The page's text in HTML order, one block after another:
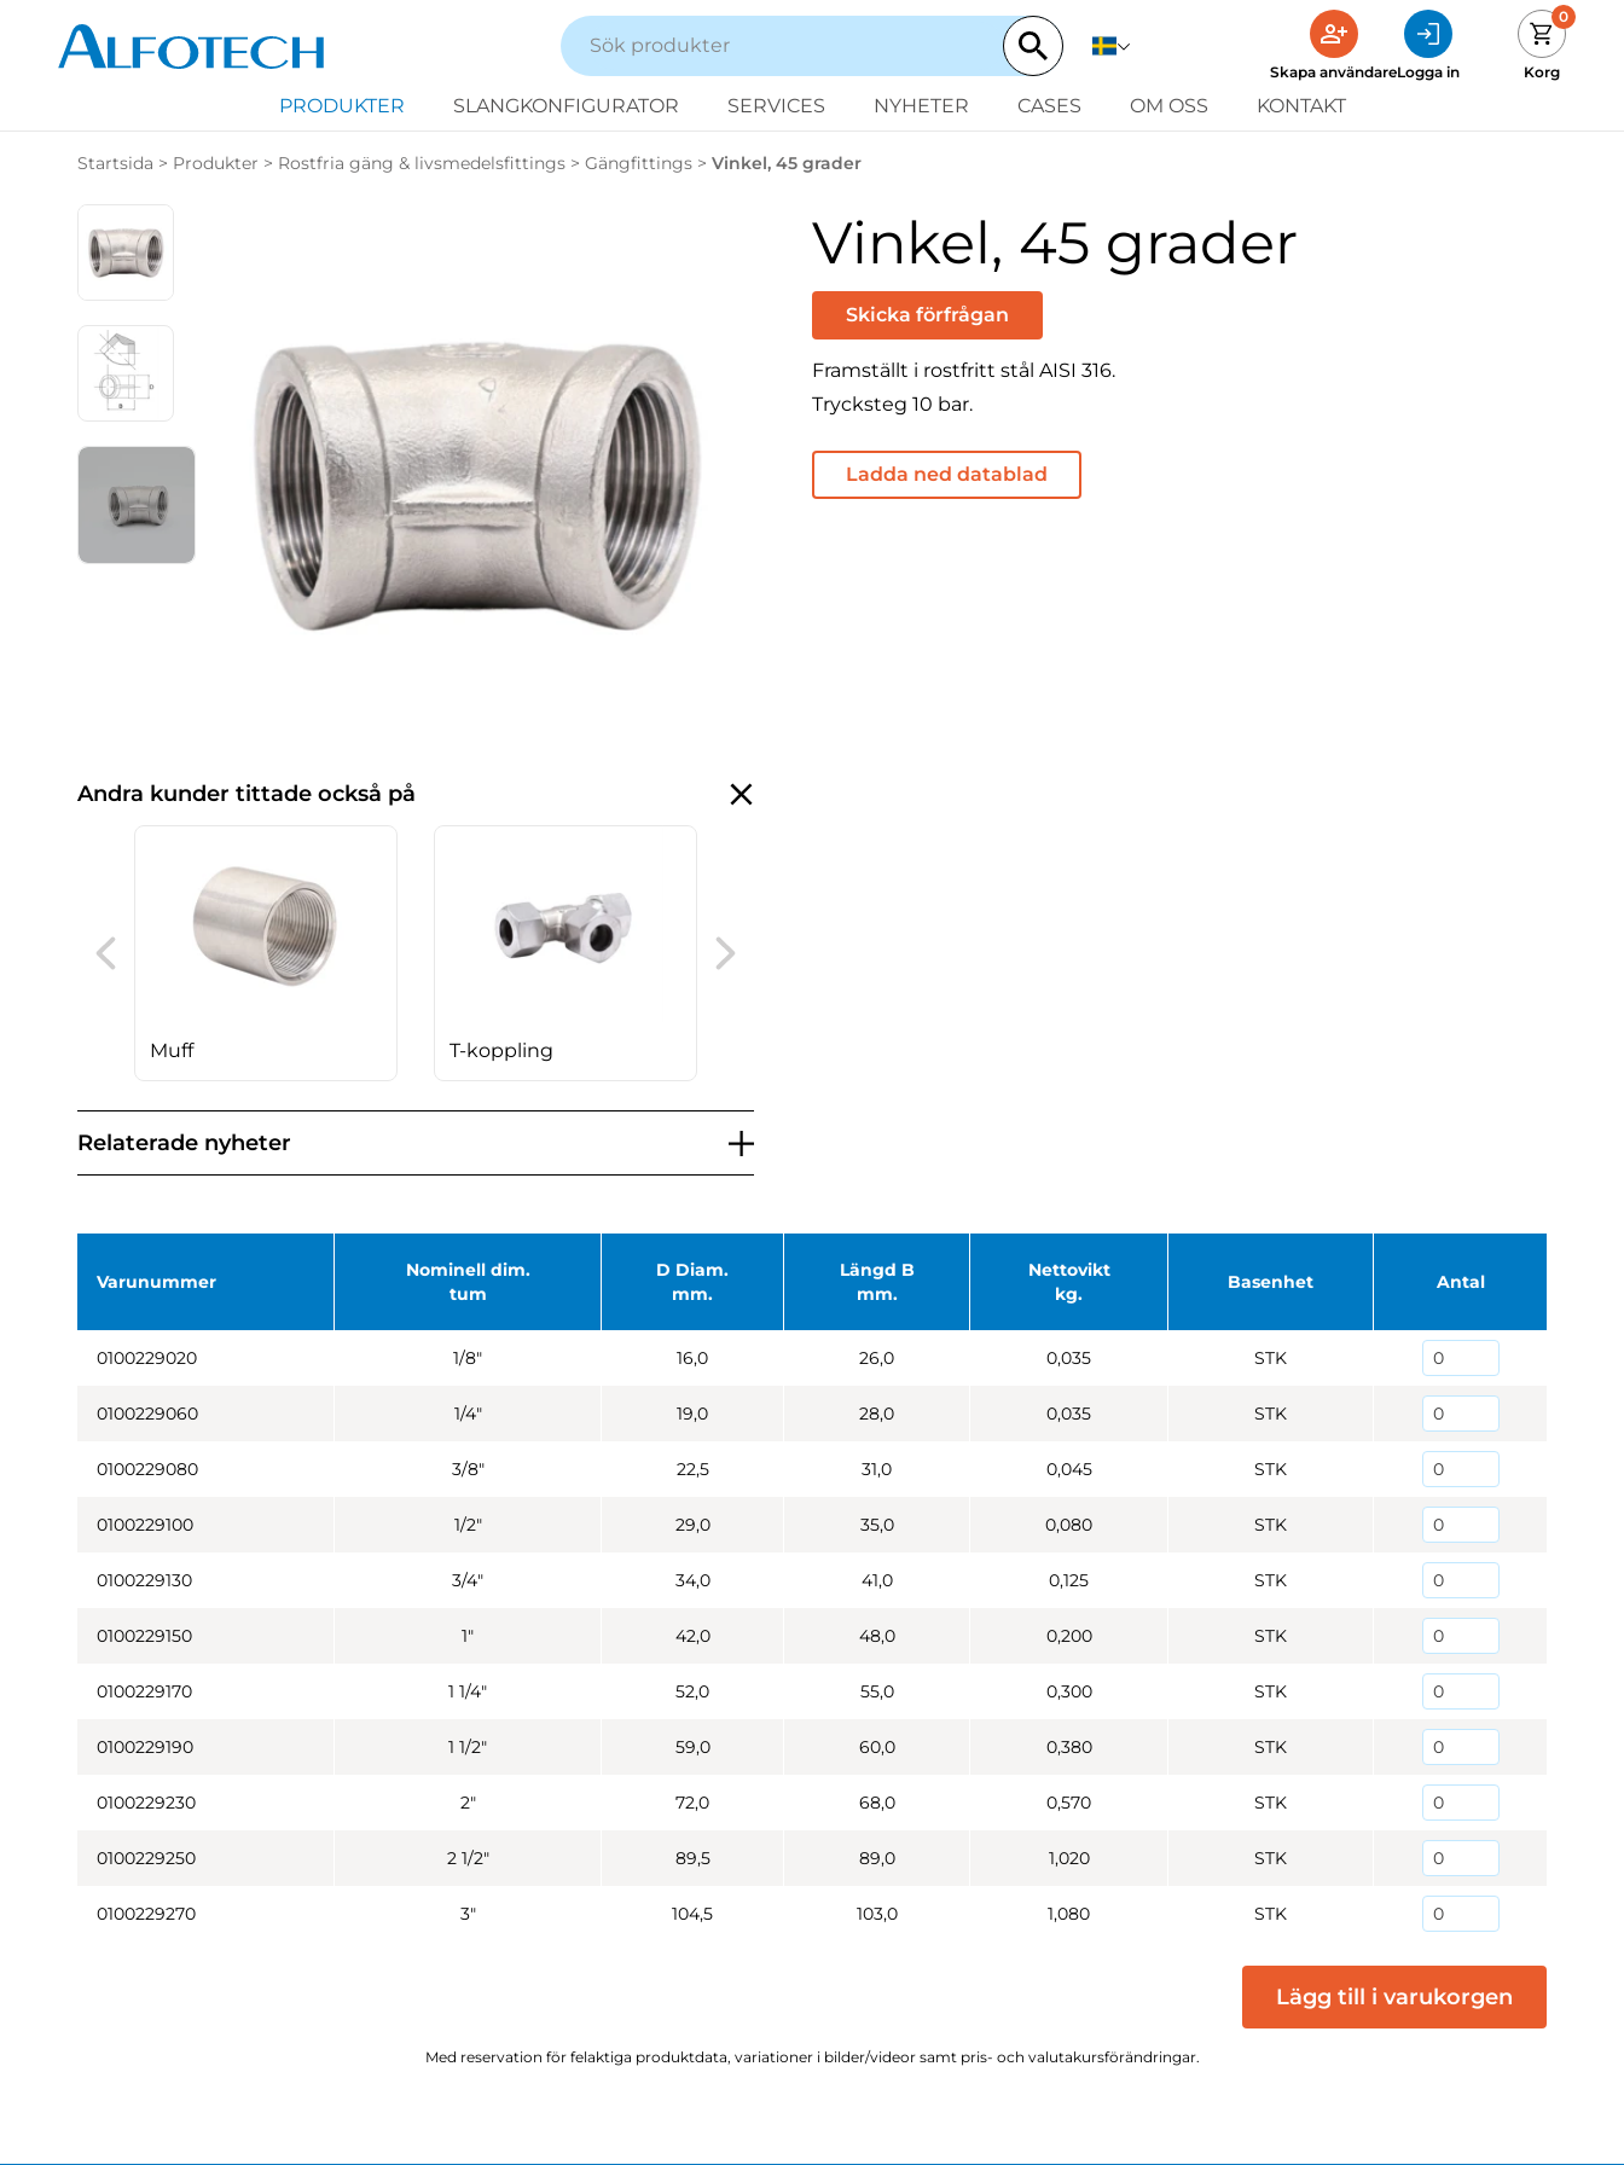
Skapa användareLogga in
0
Korg
PRODUKTER SLANGKONFIGURATOR SERVICES NYHETER CASES OM OSS KONTAKT
Startsida > Produkter > Rostfria gäng & livsmedelsfittings > Gängfittings > Vinkel, 45 grader
Andra kunder tittade också på
Muff T-koppling
Relaterade nyheter
Vinkel, 45 grader
Skicka förfrågan
Framställt i rostfritt stål AISI 316.
Trycksteg 10 bar.
Ladda ned datablad
Varunummer
Nominell dim.
tum
D Diam.
mm.
Längd B
mm.
Nettovikt
kg.
Basenhet Antal
0100229020 1/8" 16,0 26,0 0,035 STK
0100229060 1/4" 19,0 28,0 0,035 STK
0100229080 3/8" 22,5 31,0 0,045 STK
0100229100 1/2" 29,0 35,0 0,080 STK
0100229130 3/4" 34,0 41,0 0,125 STK
0100229150 1" 42,0 48,0 0,200 STK
0100229170 1 1/4" 52,0 55,0 0,300 STK
0100229190 1 1/2" 59,0 60,0 0,380 STK
0100229230 2" 72,0 68,0 0,570 STK
0100229250 2 1/2" 89,5 89,0 1,020 STK
0100229270 3" 104,5 103,0 1,080 STK
Lägg till i varukorgen
Med reservation för felaktiga produktdata, variationer i bilder/videor samt pris- och valutakursförändringar.